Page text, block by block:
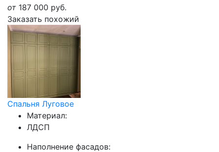
от 187 000 руб.
Заказать похожий
Спальня Луговое
Материал:
ЛДСП
Наполнение фасадов: